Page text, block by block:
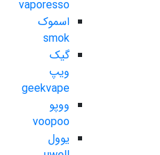
vaporesso
اسموک
smok
گیک
ویپ
geekvape
ووپو
voopoo
یوول